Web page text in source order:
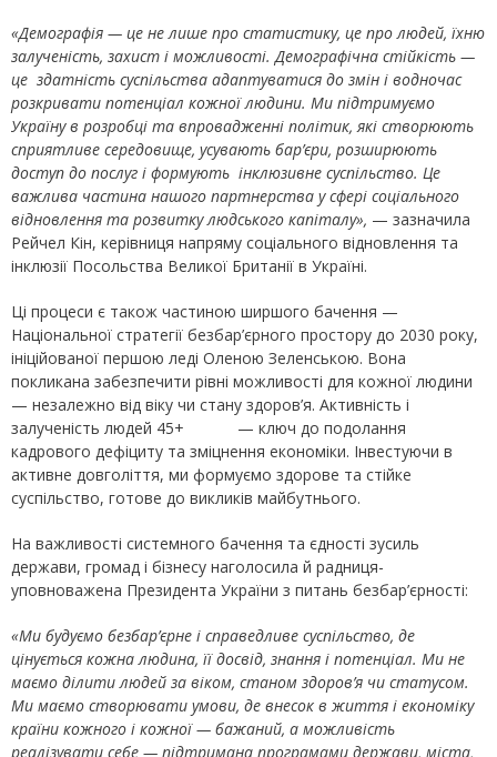
«Демографія — це не лише про статистику, це про людей, їхню
залученість, захист і можливості. Демографічна стійкість —
це здатність суспільства адаптуватися до змін і водночас
розкривати потенціал кожної людини. Ми підтримуємо
Україну в розробці та впровадженні політик, які створюють
сприятливе середовище, усувають бар’єри, розширюють
доступ до послуг і формують інклюзивне суспільство. Це
важлива частина нашого партнерства у сфері соціального
відновлення та розвитку людського капіталу», — зазначила
Рейчел Кін, керівниця напряму соціального відновлення та
інклюзії Посольства Великої Британії в Україні.
Ці процеси є також частиною ширшого бачення —
Національної стратегії безбар’єрного простору до 2030 року,
ініційованої першою леді Оленою Зеленською. Вона
покликана забезпечити рівні можливості для кожної людини
— незалежно від віку чи стану здоров’я. Активність і
залученість людей 45+ — ключ до подолання
кадрового дефіциту та зміцнення економіки. Інвестуючи в
активне довголіття, ми формуємо здорове та стійке
суспільство, готове до викликів майбутнього.
На важливості системного бачення та єдності зусиль
держави, громад і бізнесу наголосила й радниця-
уповноважена Президента України з питань безбар’єрності:
«Ми будуємо безбар’єрне і справедливе суспільство, де
цінується кожна людина, її досвід, знання і потенціал. Ми не
маємо ділити людей за віком, станом здоров’я чи статусом.
Ми маємо створювати умови, де внесок в життя і економіку
країни кожного і кожної — бажаний, а можливість
реалізувати себе — підтримана програмами держави, міста,